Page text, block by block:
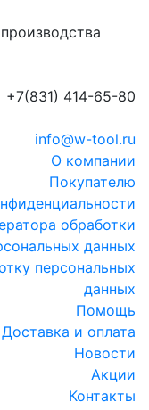
+7(831) 414-65-80
info@w-tool.ru
О компании
Покупателю
обработки
данных
персональных
данных
Помощь
Доставка и оплата
Новости
Акции
Контакты